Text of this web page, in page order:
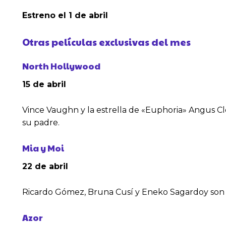
Estreno el 1 de abril
Otras películas exclusivas del mes
North Hollywood
15 de abril
Vince Vaughn y la estrella de «Euphoria» Angus
su padre.
Mia y Moi
22 de abril
Ricardo Gómez, Bruna Cusí y Eneko Sagardoy
Azor